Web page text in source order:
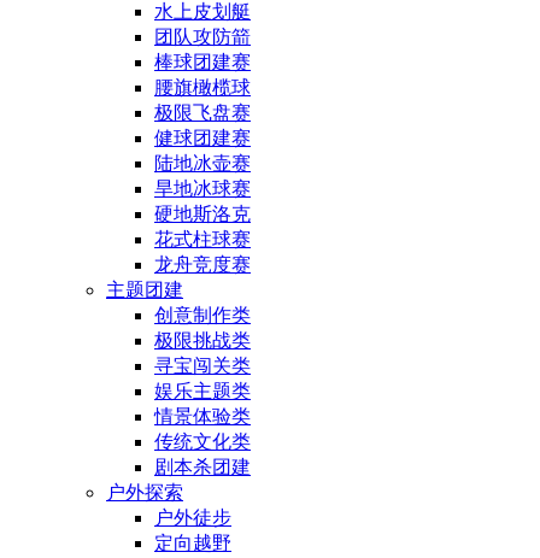
水上皮划艇
团队攻防箭
棒球团建赛
腰旗橄榄球
极限飞盘赛
健球团建赛
陆地冰壶赛
旱地冰球赛
硬地斯洛克
花式柱球赛
龙舟竞度赛
主题团建
创意制作类
极限挑战类
寻宝闯关类
娱乐主题类
情景体验类
传统文化类
剧本杀团建
户外探索
户外徒步
定向越野